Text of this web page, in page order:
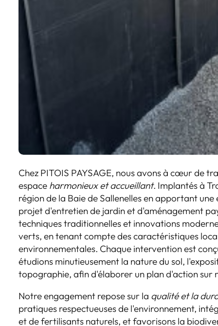
Chez PITOIS PAYSAGE, nous avons à cœur de
espace harmonieux et accueillant. Implantés à
région de la Baie de Sallenelles en apportant
projet d'entretien de jardin et d'aménagement
techniques traditionnelles et innovations
verts, en tenant compte des caractéristiques
environnementales. Chaque intervention est
étudions minutieusement la nature du sol,
topographie, afin d'élaborer un plan d'action sur
Notre engagement repose sur la qualité et la
pratiques respectueuses de l'environnement,
et de fertilisants naturels, et favorisons la